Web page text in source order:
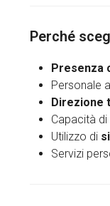
Perché
Presenza
Personale
Direzione
Capacità
Utilizzo di
Servizi